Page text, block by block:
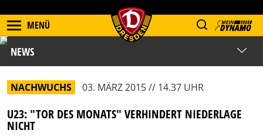
MENÜ
NEWS
NACHWUCHS 03. MÄRZ 2015 // 14.37 UHR
U23: "TOR DES MONATS" VERHINDERT NIEDERLAGE
NICHT